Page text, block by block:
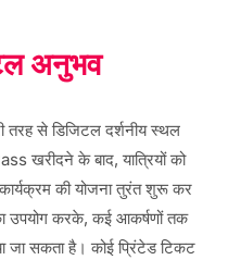
अनुभव
से डिजिटल दर्शनीय स्थल
खरीदने के बाद, यात्रियों को
की योजना तुरंत शुरू कर
उपयोग करके, कई आकर्षणों तक
सकता है। कोई प्रिंटेड टिकट